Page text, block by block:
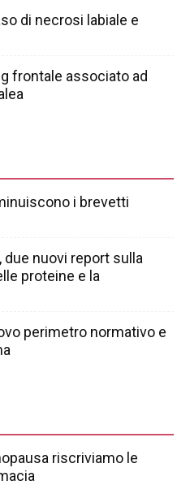
di necrosi labiale e
frontale associato ad
i brevetti
due nuovi report sulla
proteine e la
perimetro normativo e
riscriviamo le